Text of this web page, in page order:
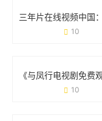
10
10